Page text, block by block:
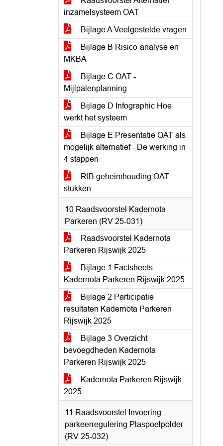
inzamelsysteem OAT
Bijlage A Veelgestelde vragen
Bijlage B Risico-analyse en
MKBA
Bijlage C OAT -
Mijlpalenplanning
Bijlage D Infographic Hoe
werkt het systeem
Bijlage E Presentatie OAT als
mogelijk alternatief - De werking in
4 stappen
RIB geheimhouding OAT
stukken
10 Raadsvoorstel Kadernota
Parkeren (RV 25-031)
Raadsvoorstel Kadernota
Parkeren Rijswijk 2025
Bijlage 1 Factsheets
Kadernota Parkeren Rijswijk 2025
Bijlage 2 Participatie
resultaten Kadernota Parkeren
Rijswijk 2025
Bijlage 3 Overzicht
bevoegdheden Kadernota
Parkeren Rijswijk 2025
Kadernota Parkeren Rijswijk
2025
11 Raadsvoorstel Invoering
parkeerregulering Plaspoelpolder
(RV 25-032)